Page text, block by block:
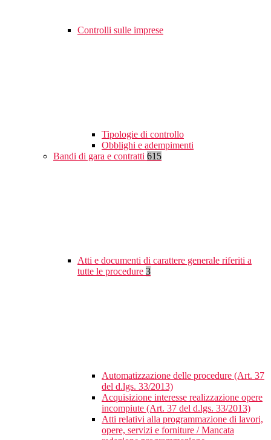
Controlli sulle imprese
Tipologie di controllo
Obblighi e adempimenti
Bandi di gara e contratti 615
Atti e documenti di carattere generale riferiti a
tutte le procedure 3
Automatizzazione delle procedure (Art. 37
del d.lgs. 33/2013)
Acquisizione interesse realizzazione opere
incompiute (Art. 37 del d.lgs. 33/2013)
Atti relativi alla programmazione di lavori,
opere, servizi e forniture / Mancata